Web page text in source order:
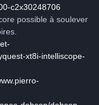
c2x30248706
possible à soulever
xt8i-intelliscope-